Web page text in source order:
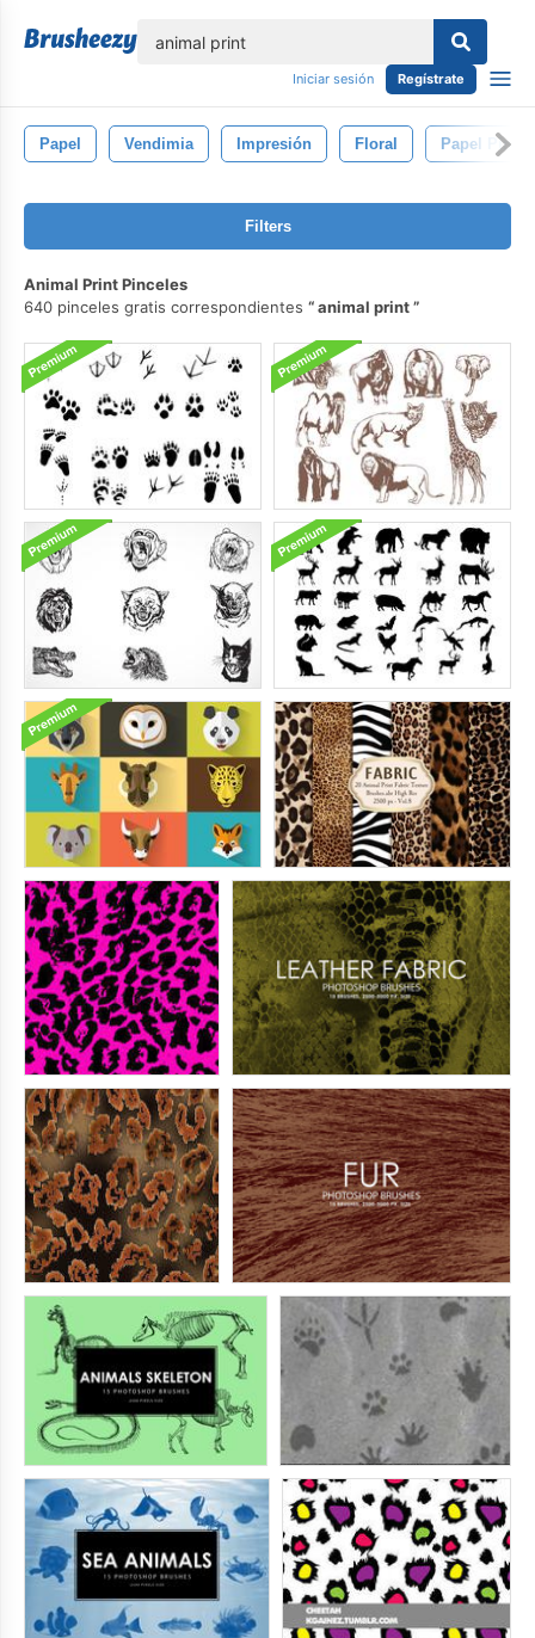
Iniciar sesión Regístrate
Papel Vendimia Impresión Floral Papel
Filters
Animal Print Pinceles
640 pinceles gratis correspondientes
animal print